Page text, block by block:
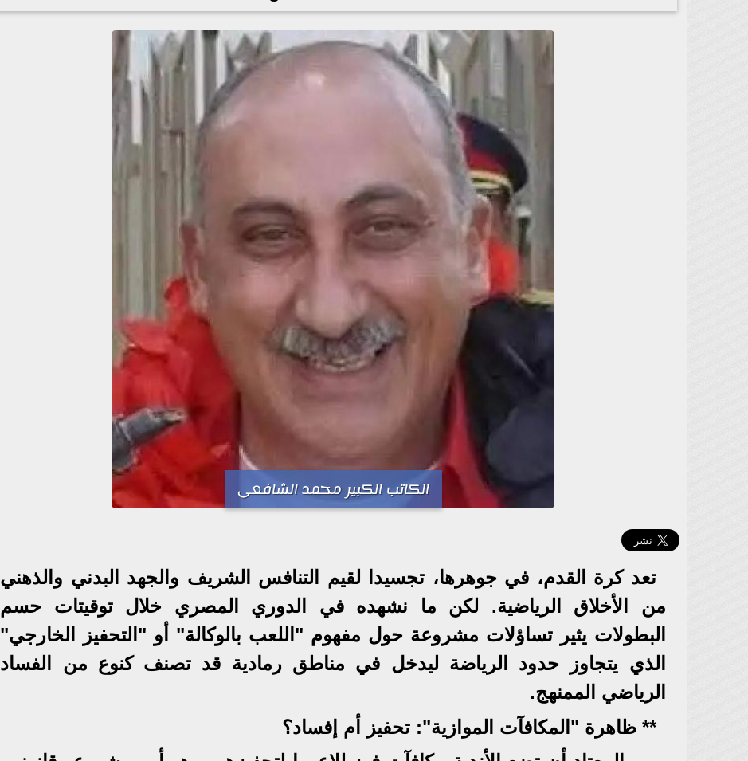
الكاتب الكبير محمد الشافعى
تعد كرة القدم، في جوهرها، تجسيدا لقيم التنافس الشريف والجهد البدني والذهني
من الأخلاق الرياضية. لكن ما نشهده في الدوري المصري خلال توقيتات حسم
البطولات يثير تساؤلات مشروعة حول مفهوم "اللعب بالوكالة" أو "التحفيز الخارجي"
الذي يتجاوز حدود الرياضة ليدخل في مناطق رمادية قد تصنف كنوع من الفساد
الرياضي الممنهج.
** ظاهرة "المكافآت الموازية": تحفيز أم إفساد؟